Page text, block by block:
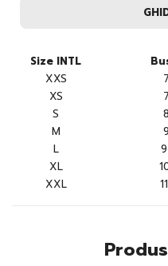
Size INTL
XXS
XS
S
M
L
XL
XXL